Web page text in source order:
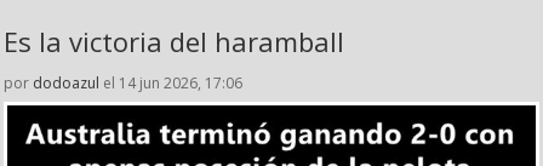
Es la victoria del haramball
por dodoazul el 14 jun 2026, 17:06